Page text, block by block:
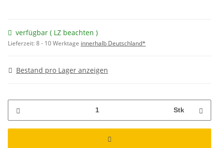
verfügbar ( LZ beachten )
Lieferzeit:8 - 10 Werktage innerhalb Deutschland*
Bestand pro Lager anzeigen
Stk